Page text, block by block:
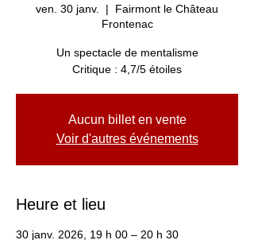
ven. 30 janv.
  |
Fairmont le Château
Frontenac
Un spectacle de mentalisme
Critique : 4,7/5 étoiles
Aucun billet en vente
Voir d'autres événements
Heure et lieu
30 janv. 2026, 19 h 00 – 20 h 30